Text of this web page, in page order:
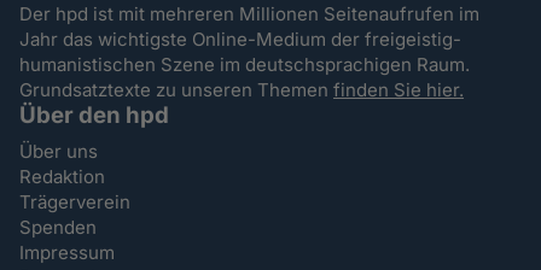
Der hpd ist mit mehreren Millionen Seitenaufrufen im
Jahr das wichtigste Online-Medium der freigeistig-
humanistischen Szene im deutschsprachigen Raum.
Grundsatztexte zu unseren Themenfinden Sie hier.
Über den hpd
Über uns
Redaktion
Trägerverein
Spenden
Impressum